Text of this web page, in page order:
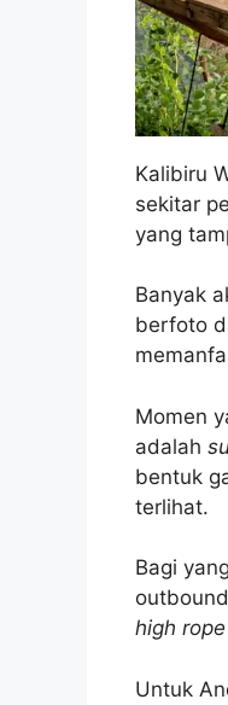
Kalibiru
sekitar
yang
Banyak
berfoto
Momen
adalah
bentuk
terlihat.
Bagi
high rope
Untuk